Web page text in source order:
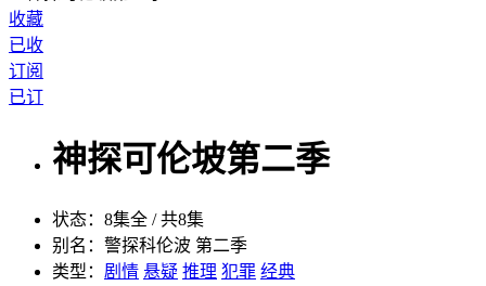
收藏
已收
订阅
已订
神探可伦坡第二季
状态： 8集全 / 共8集
别名： 警探科伦波 第二季
类型： 剧情 悬疑 推理 犯罪 经典